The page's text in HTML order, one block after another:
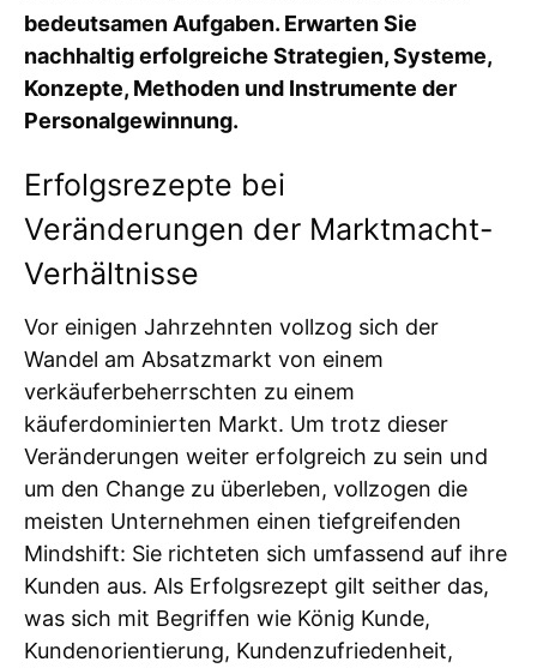
bedeutsamen Aufgaben. Erwarten Sie
nachhaltig erfolgreiche Strategien, Systeme,
Konzepte, Methoden und Instrumente der
Personalgewinnung.
Erfolgsrezepte bei
Veränderungen der Marktmacht-
Verhältnisse
Vor einigen Jahrzehnten vollzog sich der
Wandel am Absatzmarkt von einem
verkäuferbeherrschten zu einem
käuferdominierten Markt. Um trotz dieser
Veränderungen weiter erfolgreich zu sein und
um den Change zu überleben, vollzogen die
meisten Unternehmen einen tiefgreifenden
Mindshift: Sie richteten sich umfassend auf ihre
Kunden aus. Als Erfolgsrezept gilt seither das,
was sich mit Begriffen wie König Kunde,
Kundenorientierung, Kundenzufriedenheit,